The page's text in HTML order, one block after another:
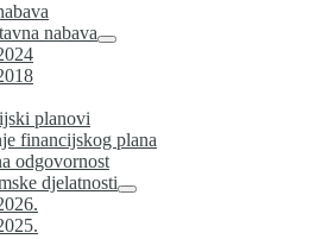
nabava
planovi
financijskog plana
odgovornost
djelatnosti